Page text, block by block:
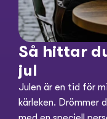
Så hittar
jul
Julen är en tid för
kärleken. Drömmer